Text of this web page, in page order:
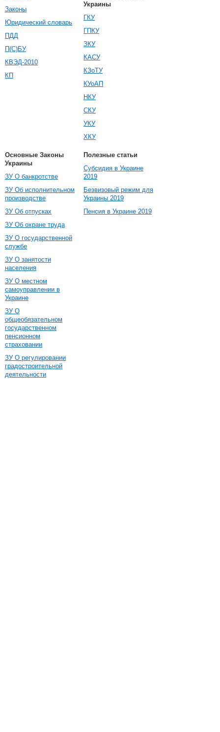
Законы
Юридический словарь
ПДД
П(С)БУ
КВЭД-2010
КП
Украины
ГКУ
ГПКУ
ЗКУ
КАСУ
КЗоТУ
КУоАП
НКУ
СКУ
УКУ
ХКУ
Основные Законы
Украины
ЗУ О банкротстве
ЗУ Об исполнительном
производстве
ЗУ Об отпусках
ЗУ Об охране труда
ЗУ О государственной
службе
ЗУ О занятости
населения
ЗУ О местном
самоуправлении в
Украине
ЗУ О
общеобязательном
государственном
пенсионном
страховании
ЗУ О регулировании
градостроительной
деятельности
Полезные статьи
Субсидия в Украине
2019
Безвизовый режим для
Украины 2019
Пенсия в Украине 2019